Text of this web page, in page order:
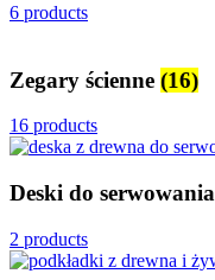
6 products
Zegary ścienne (16)
16 products
Deski do serwowania
2 products